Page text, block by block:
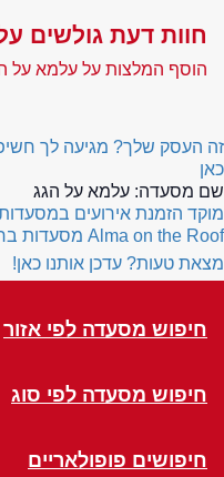
חוות דעת גולשים
הוסף המלצות על עלמא על
זה העסק שלך? מגיעה לך
כאן
שם מסעדה: עלמא על הגג
מוקד הזמנת אירועים
Alma on the Roof מסעדות
מצאת טעות? עדכן אותנו כאן!
חיפוש מסעדה לפי אזור
חיפוש מסעדה לפי סוג
חיפושים פופולאריים